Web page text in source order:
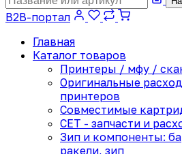
B2B-портал
Главная
Каталог товаров
Принтеры / мфу /
Оригинальные
принтеров
Совместимые
CET - запчасти и
Зип и компоненты:
ракели, зип